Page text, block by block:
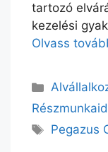
tartozó
kezelési
Olvass
Pegazus